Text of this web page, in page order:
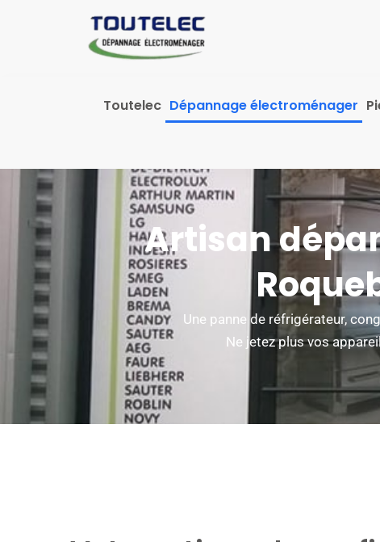
Toutelec Dépannage électroménager
Artisan
Une panne de réfrigérateur,
Ne jetez plus vos